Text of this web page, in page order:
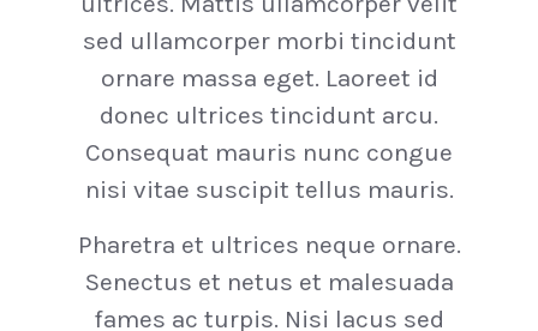
sed ullamcorper morbi tincidunt
ornare massa eget. Laoreet id
donec ultrices tincidunt arcu.
Consequat mauris nunc congue
nisi vitae suscipit tellus mauris.
Pharetra et ultrices neque ornare.
Senectus et netus et malesuada
fames ac turpis. Nisi lacus sed